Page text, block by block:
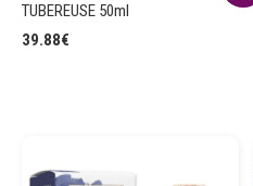
TUBEREUSE 50ml
39.88€